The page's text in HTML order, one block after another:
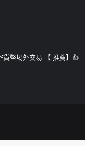
幣埸外交易 【 推薦】👍